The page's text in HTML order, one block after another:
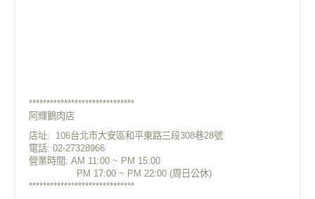
******************************
阿輝鵝肉店
店址:
106台北市大安區和平東路三段308巷28號
電話: 02-27328966
營業時間: AM 11:00 ~ PM 15:00
PM 17:00 ~ PM 22:00 (周日公休)
******************************